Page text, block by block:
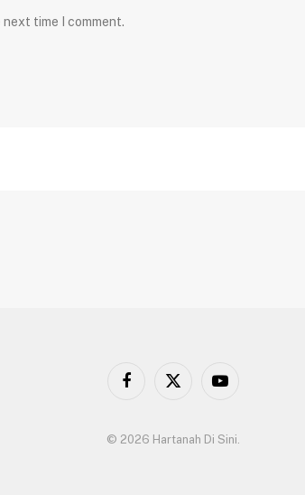
time I comment.
Facebook
X
YouTube
© 2026 Hartanah Di Sini.